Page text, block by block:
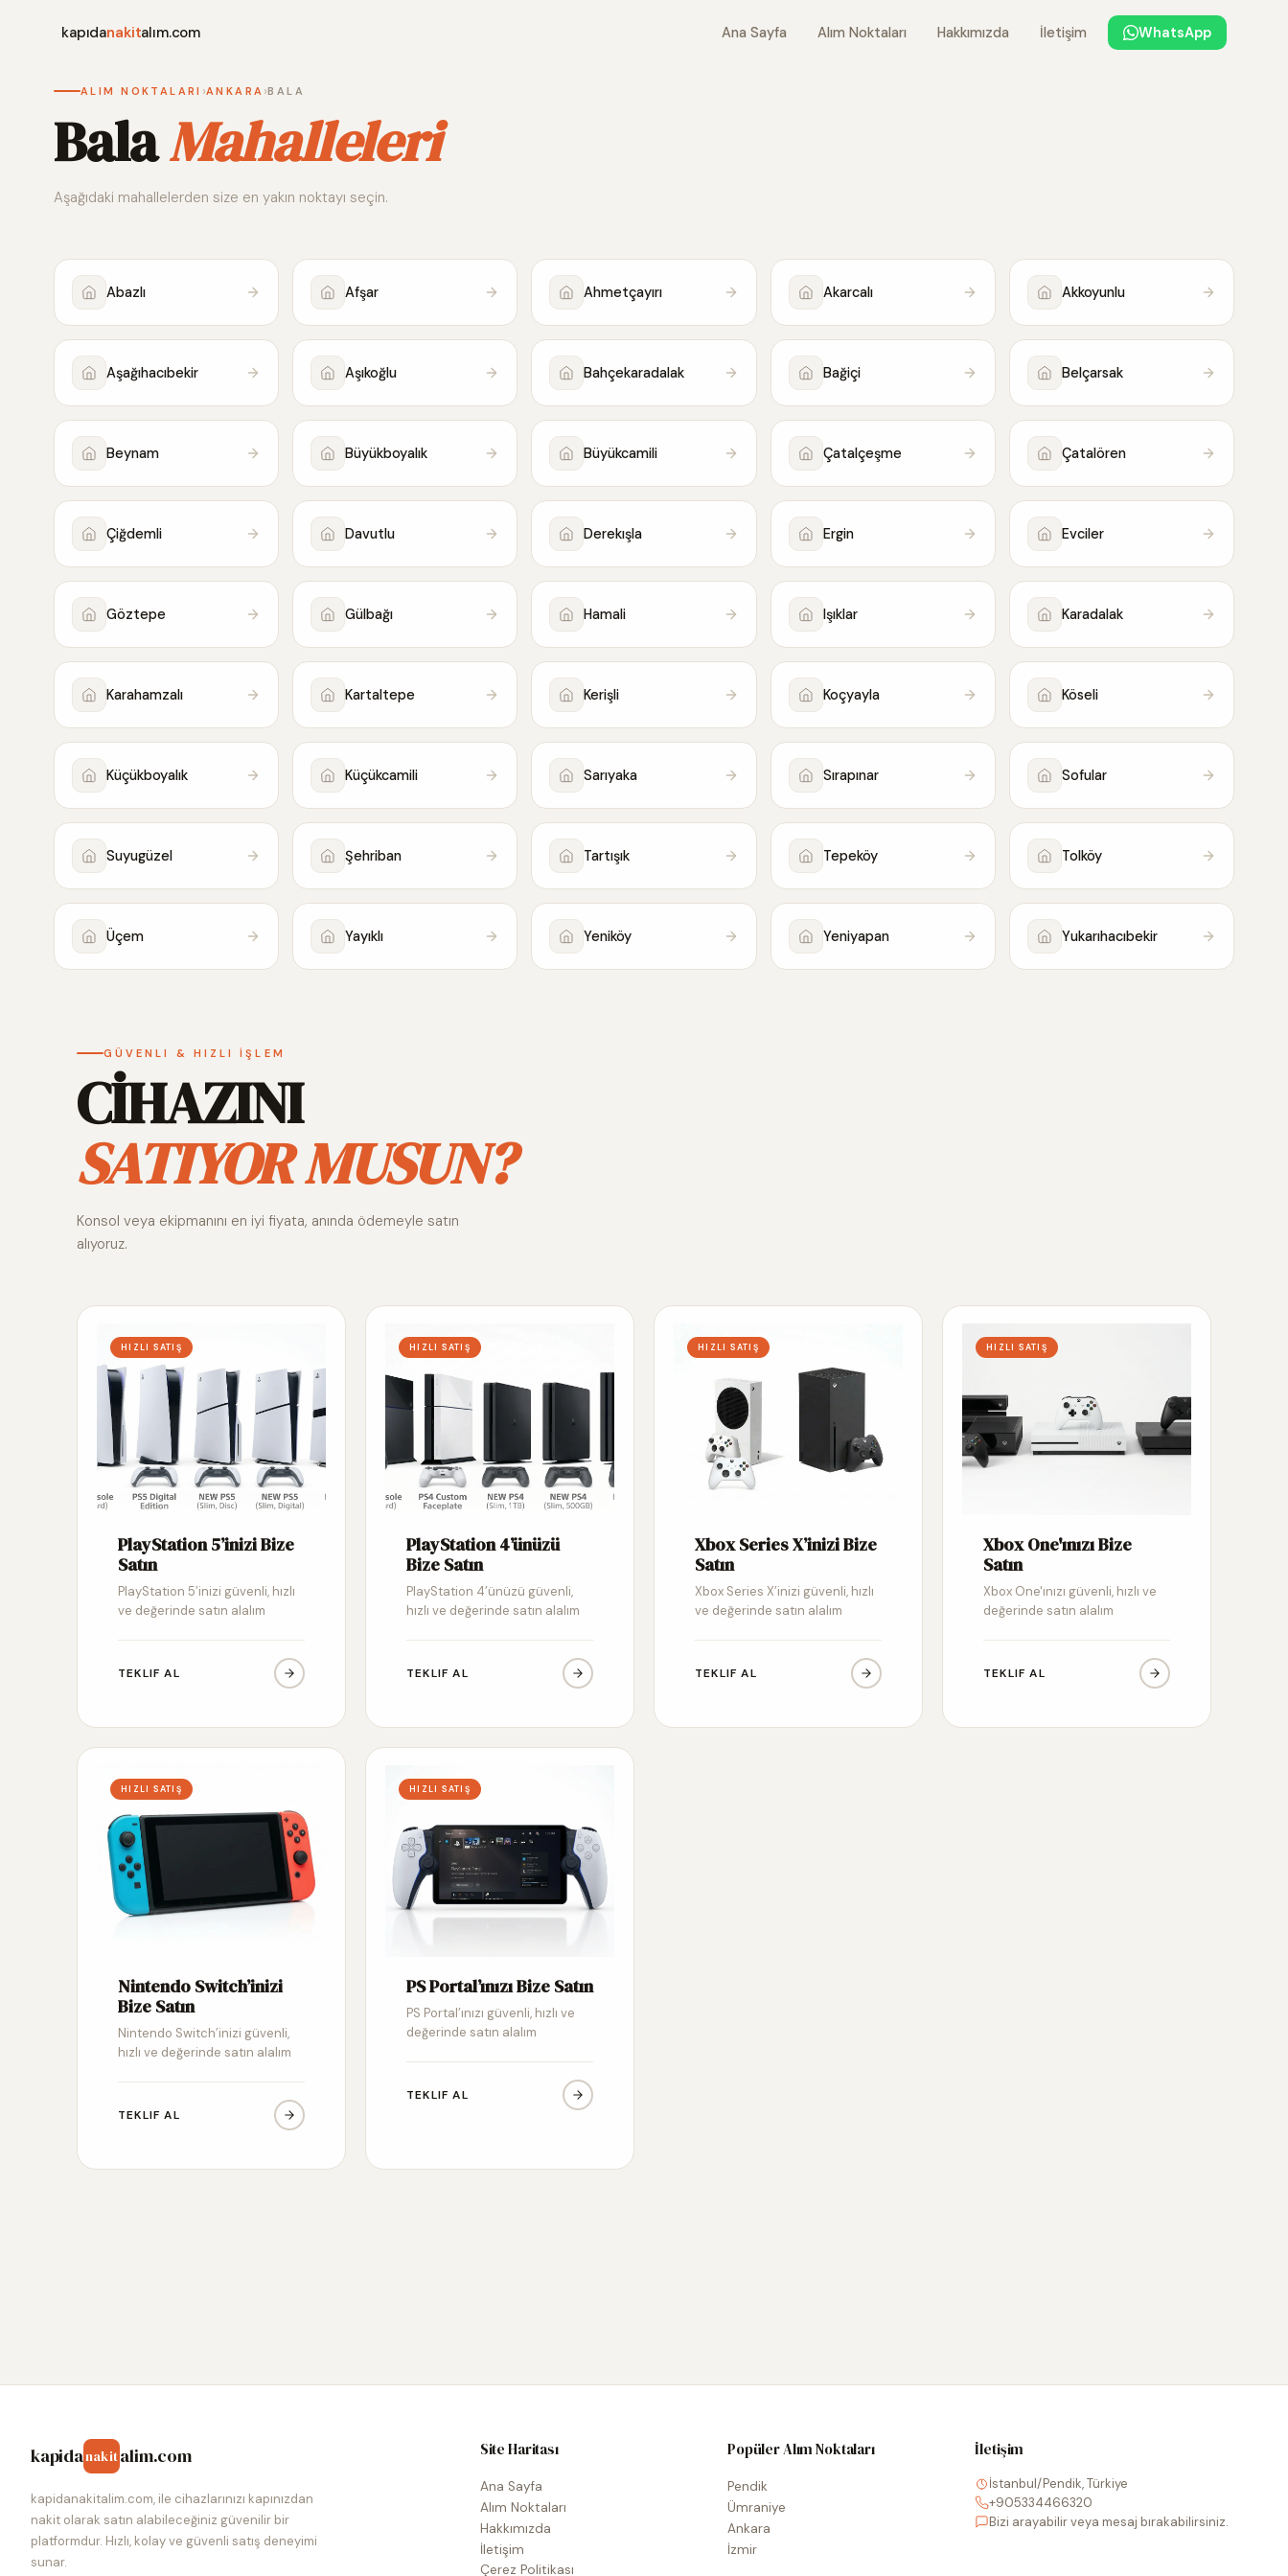
kapıdanakitalım.com Ana Sayfa Alım Noktaları Hakkımızda İletişim WhatsApp
ALIM NOKTALARI ›ANKARA ›BALA
BalaMahalleleri
Aşağıdaki mahallelerden size en yakın noktayı seçin.
Abazlı Afşar Ahmetçayırı Akarcalı Akkoyunlu
Aşağıhacıbekir Aşıkoğlu Bahçekaradalak Bağiçi Belçarsak
Beynam Büyükboyalık Büyükcamili Çatalçeşme Çatalören
Çiğdemli Davutlu Derekışla Ergin Evciler
Göztepe Gülbağı Hamali Işıklar Karadalak
Karahamzalı Kartaltepe Kerişli Koçyayla Köseli
Küçükboyalık Küçükcamili Sarıyaka Sırapınar Sofular
Suyugüzel Şehriban Tartışık Tepeköy Tolköy
Üçem Yayıklı Yeniköy Yeniyapan Yukarıhacıbekir
GÜVENLI & HIZLI İŞLEM
CİHAZINI
SATIYOR MUSUN?
Konsol veya ekipmanını en iyi fiyata, anında ödemeyle satın
alıyoruz.
HIZLI SATIŞ
PlayStation 5’inizi Bize
Satın
PlayStation 5’inizi güvenli, hızlı
ve değerinde satın alalım
TEKLIF AL
HIZLI SATIŞ
PlayStation 4’ünüzü
Bize Satın
PlayStation 4’ünüzü güvenli,
hızlı ve değerinde satın alalım
TEKLIF AL
HIZLI SATIŞ
Xbox Series X’inizi Bize
Satın
Xbox Series X’inizi güvenli, hızlı
ve değerinde satın alalım
TEKLIF AL
HIZLI SATIŞ
Xbox One'ınızı Bize
Satın
Xbox One'ınızı güvenli, hızlı ve
değerinde satın alalım
TEKLIF AL
HIZLI SATIŞ
Nintendo Switch’inizi
Bize Satın
Nintendo Switch’inizi güvenli,
hızlı ve değerinde satın alalım
TEKLIF AL
HIZLI SATIŞ
PS Portal’ınızı Bize Satın
PS Portal’ınızı güvenli, hızlı ve
değerinde satın alalım
TEKLIF AL
kapidanakitalim.com
kapidanakitalim.com, ile cihazlarınızı kapınızdan
nakit olarak satın alabileceğiniz güvenilir bir
platformdur. Hızlı, kolay ve güvenli satış deneyimi
sunar.
Site Haritası
Ana Sayfa
Alım Noktaları
Hakkımızda
İletişim
Çerez Politikası
Popüler Alım Noktaları
Pendik
Ümraniye
Ankara
İzmir
İletişim
İstanbul/Pendik, Türkiye
+905334466320
Bizi arayabilir veya mesaj bırakabilirsiniz.